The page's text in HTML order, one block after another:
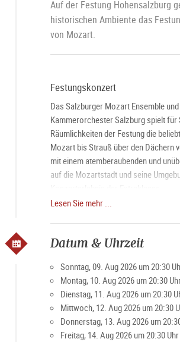
Auf der Festung Hohensalzburg
historischen Ambiente das
von Mozart.
Festungskonzert
Das Salzburger Mozart Ensemble
Kammerorchester Salzburg spielt für
Räumlichkeiten der Festung die
Mozart bis Strauß über den Dächern
mit einem atemberaubenden und
auf die Mozartstadt und seine
Stadt. Genießen Sie vor dem Konzert
Panorama Restaurant auf der
Blick auf Stadt und Land.
Für Karteninhaber von VIP-Dinner &
das Dinner bei passenden
Panoramaterrasse des Restaurants
Lesen Sie mehr ...
Datum & Uhrzeit
Sonntag, 09. Aug 2026 um 20:30
Montag, 10. Aug 2026 um 20:30
Dienstag, 11. Aug 2026 um 20:30
Mittwoch, 12. Aug 2026 um 20:30
Donnerstag, 13. Aug 2026 um
Freitag, 14. Aug 2026 um 20:30 Uhr